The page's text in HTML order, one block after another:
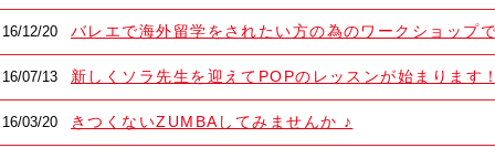
16/12/20 バレエで海外留学をされたい方の為のワークショップ
16/07/13 新しくソラ先生を迎えてPOPのレッスンが始まります！
16/03/20 きつくないZUMBAしてみませんか ♪